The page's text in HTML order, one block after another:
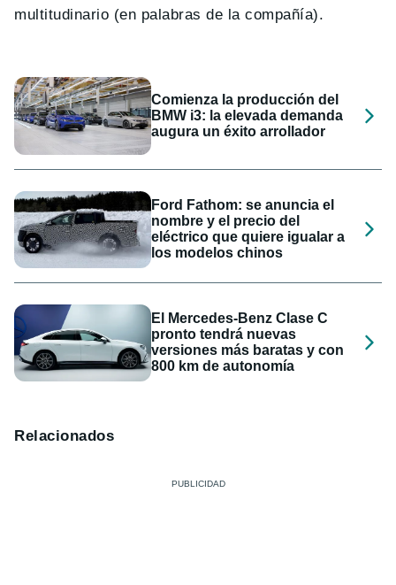
multitudinario (en palabras de la compañía).
Comienza la producción del
BMW i3: la elevada demanda
augura un éxito arrollador
Ford Fathom: se anuncia el
nombre y el precio del
eléctrico que quiere igualar a
los modelos chinos
El Mercedes-Benz Clase C
pronto tendrá nuevas
versiones más baratas y con
800 km de autonomía
Relacionados